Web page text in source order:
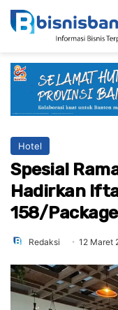
Hotel
Spesial
Hadirkan
158/Package
Redaksi 12 Maret